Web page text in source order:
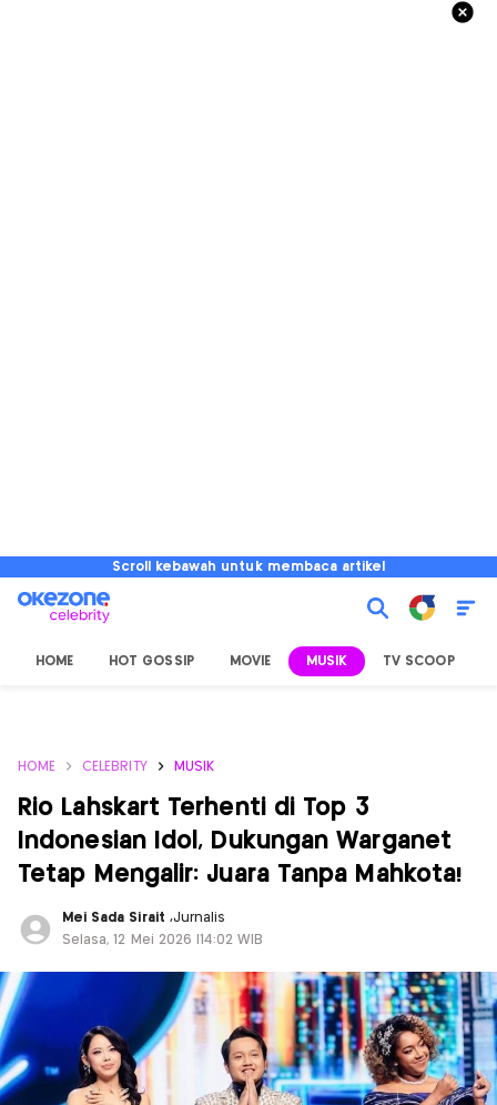
Scroll kebawah untuk membaca artikel
HOME HOT GOSSIP MOVIE MUSIK TV SCOOP
HOME CELEBRITY MUSIK
Rio Lahskart Terhenti di Top 3
Indonesian Idol, Dukungan Warganet
Tetap Mengalir: Juara Tanpa Mahkota!
Mei Sada Sirait ,Jurnalis
Selasa, 12 Mei 2026 |14:02 WIB